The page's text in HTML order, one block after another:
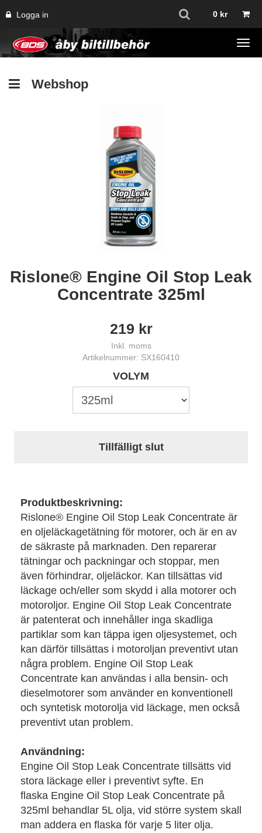
Logga in 0 kr
Webshop
Rislone® Engine Oil Stop Leak
Concentrate 325ml
219 kr
Inkl. moms
Artikelnummer: SX160410
VOLYM
Tillfälligt slut
Produktbeskrivning:
Rislone® Engine Oil Stop Leak Concentrate är
en oljeläckagetätning för motorer, och är en av
de säkraste på marknaden. Den reparerar
tätningar och packningar och stoppar, men
även förhindrar, oljeläckor. Kan tillsättas vid
läckage och/eller som skydd i alla motorer och
motoroljor. Engine Oil Stop Leak Concentrate
är patenterat och innehåller inga skadliga
partiklar som kan täppa igen oljesystemet, och
kan därför tillsättas i motoroljan preventivt utan
några problem. Engine Oil Stop Leak
Concentrate kan användas i alla bensin- och
dieselmotorer som använder en konventionell
och syntetisk motorolja vid läckage, men också
preventivt utan problem.
Användning:
Engine Oil Stop Leak Concentrate tillsätts vid
stora läckage eller i preventivt syfte. En
flaska Engine Oil Stop Leak Concentrate på
325ml behandlar 5L olja, vid större system skall
man addera en flaska för varje 5 liter olja.